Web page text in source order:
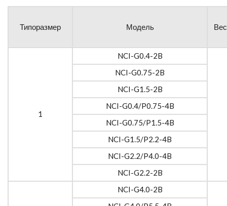
Типоразмер Модель
1
NCI-G0.4-2B
NCI-G0.75-2B
NCI-G1.5-2B
NCI-G0.4/P0.75-4B
NCI-G0.75/P1.5-4B
NCI-G1.5/P2.2-4B
NCI-G2.2/P4.0-4B
NCI-G2.2-2B
NCI-G4.0-2B